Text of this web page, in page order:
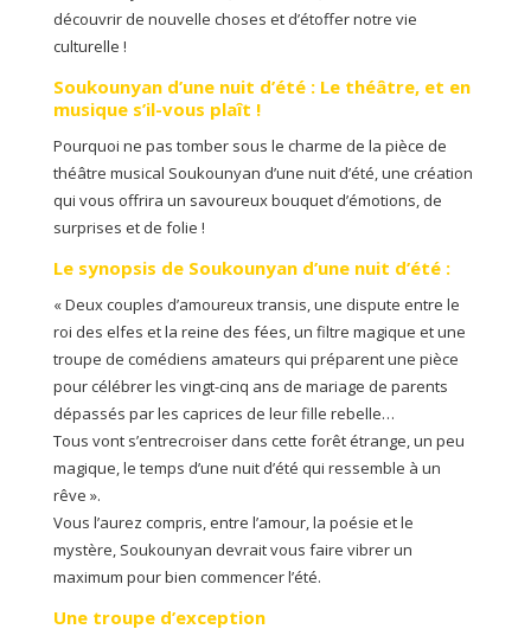
découvrir de nouvelle choses et d’étoffer notre vie
culturelle !
Soukounyan d’une nuit d’été : Le théâtre, et en
musique s’il-vous plaît !
Pourquoi ne pas tomber sous le charme de la pièce de
théâtre musical Soukounyan d’une nuit d’été, une création
qui vous offrira un savoureux bouquet d’émotions, de
surprises et de folie !
Le synopsis de Soukounyan d’une nuit d’été :
« Deux couples d’amoureux transis, une dispute entre le
roi des elfes et la reine des fées, un filtre magique et une
troupe de comédiens amateurs qui préparent une pièce
pour célébrer les vingt-cinq ans de mariage de parents
dépassés par les caprices de leur fille rebelle…
Tous vont s’entrecroiser dans cette forêt étrange, un peu
magique, le temps d’une nuit d’été qui ressemble à un
rêve ».
Vous l’aurez compris, entre l’amour, la poésie et le
mystère, Soukounyan devrait vous faire vibrer un
maximum pour bien commencer l’été.
Une troupe d’exception